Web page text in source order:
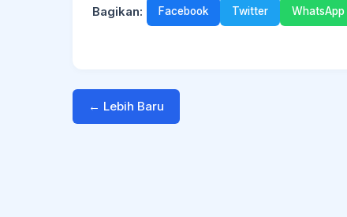
Bagikan: Facebook Twitter WhatsApp
← Lebih Baru